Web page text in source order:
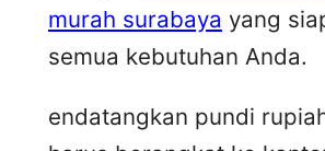
murah surabaya yang
semua kebutuhan Anda.
endatangkan pundi